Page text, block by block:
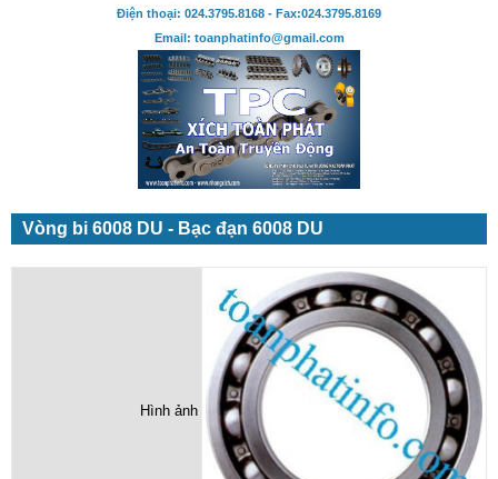
Điện thoại: 024.3795.8168 - Fax:024.3795.8169
Email: toanphatinfo@gmail.com
Vòng bi 6008 DU - Bạc đạn 6008 DU
Hình ảnh